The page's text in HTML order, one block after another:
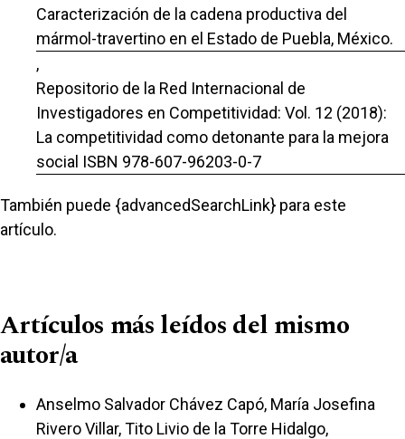
Caracterización de la cadena productiva del
mármol-travertino en el Estado de Puebla, México.
,
Repositorio de la Red Internacional de
Investigadores en Competitividad: Vol. 12 (2018):
La competitividad como detonante para la mejora
social ISBN 978-607-96203-0-7
También puede {advancedSearchLink} para este
artículo.
Artículos más leídos del mismo
autor/a
Anselmo Salvador Chávez Capó, María Josefina
Rivero Villar, Tito Livio de la Torre Hidalgo,